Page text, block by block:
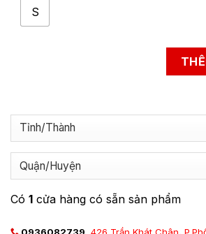
S
Có 1 cửa hàng có sẵn sản phẩm
0936082739 426 Trần Khát Chân,